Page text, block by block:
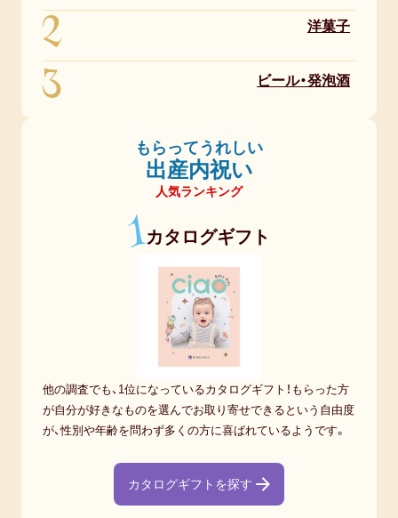
2 洋菓子
3 ビール・発泡酒
もらってうれしい
出産内祝い
人気ランキング
1カタログギフト
他の調査でも、1位になっているカタログギフト！もらった方
が自分が好きなものを選んでお取り寄せできるという自由度
が、性別や年齢を問わず多くの方に喜ばれているようです。
カタログギフトを探す